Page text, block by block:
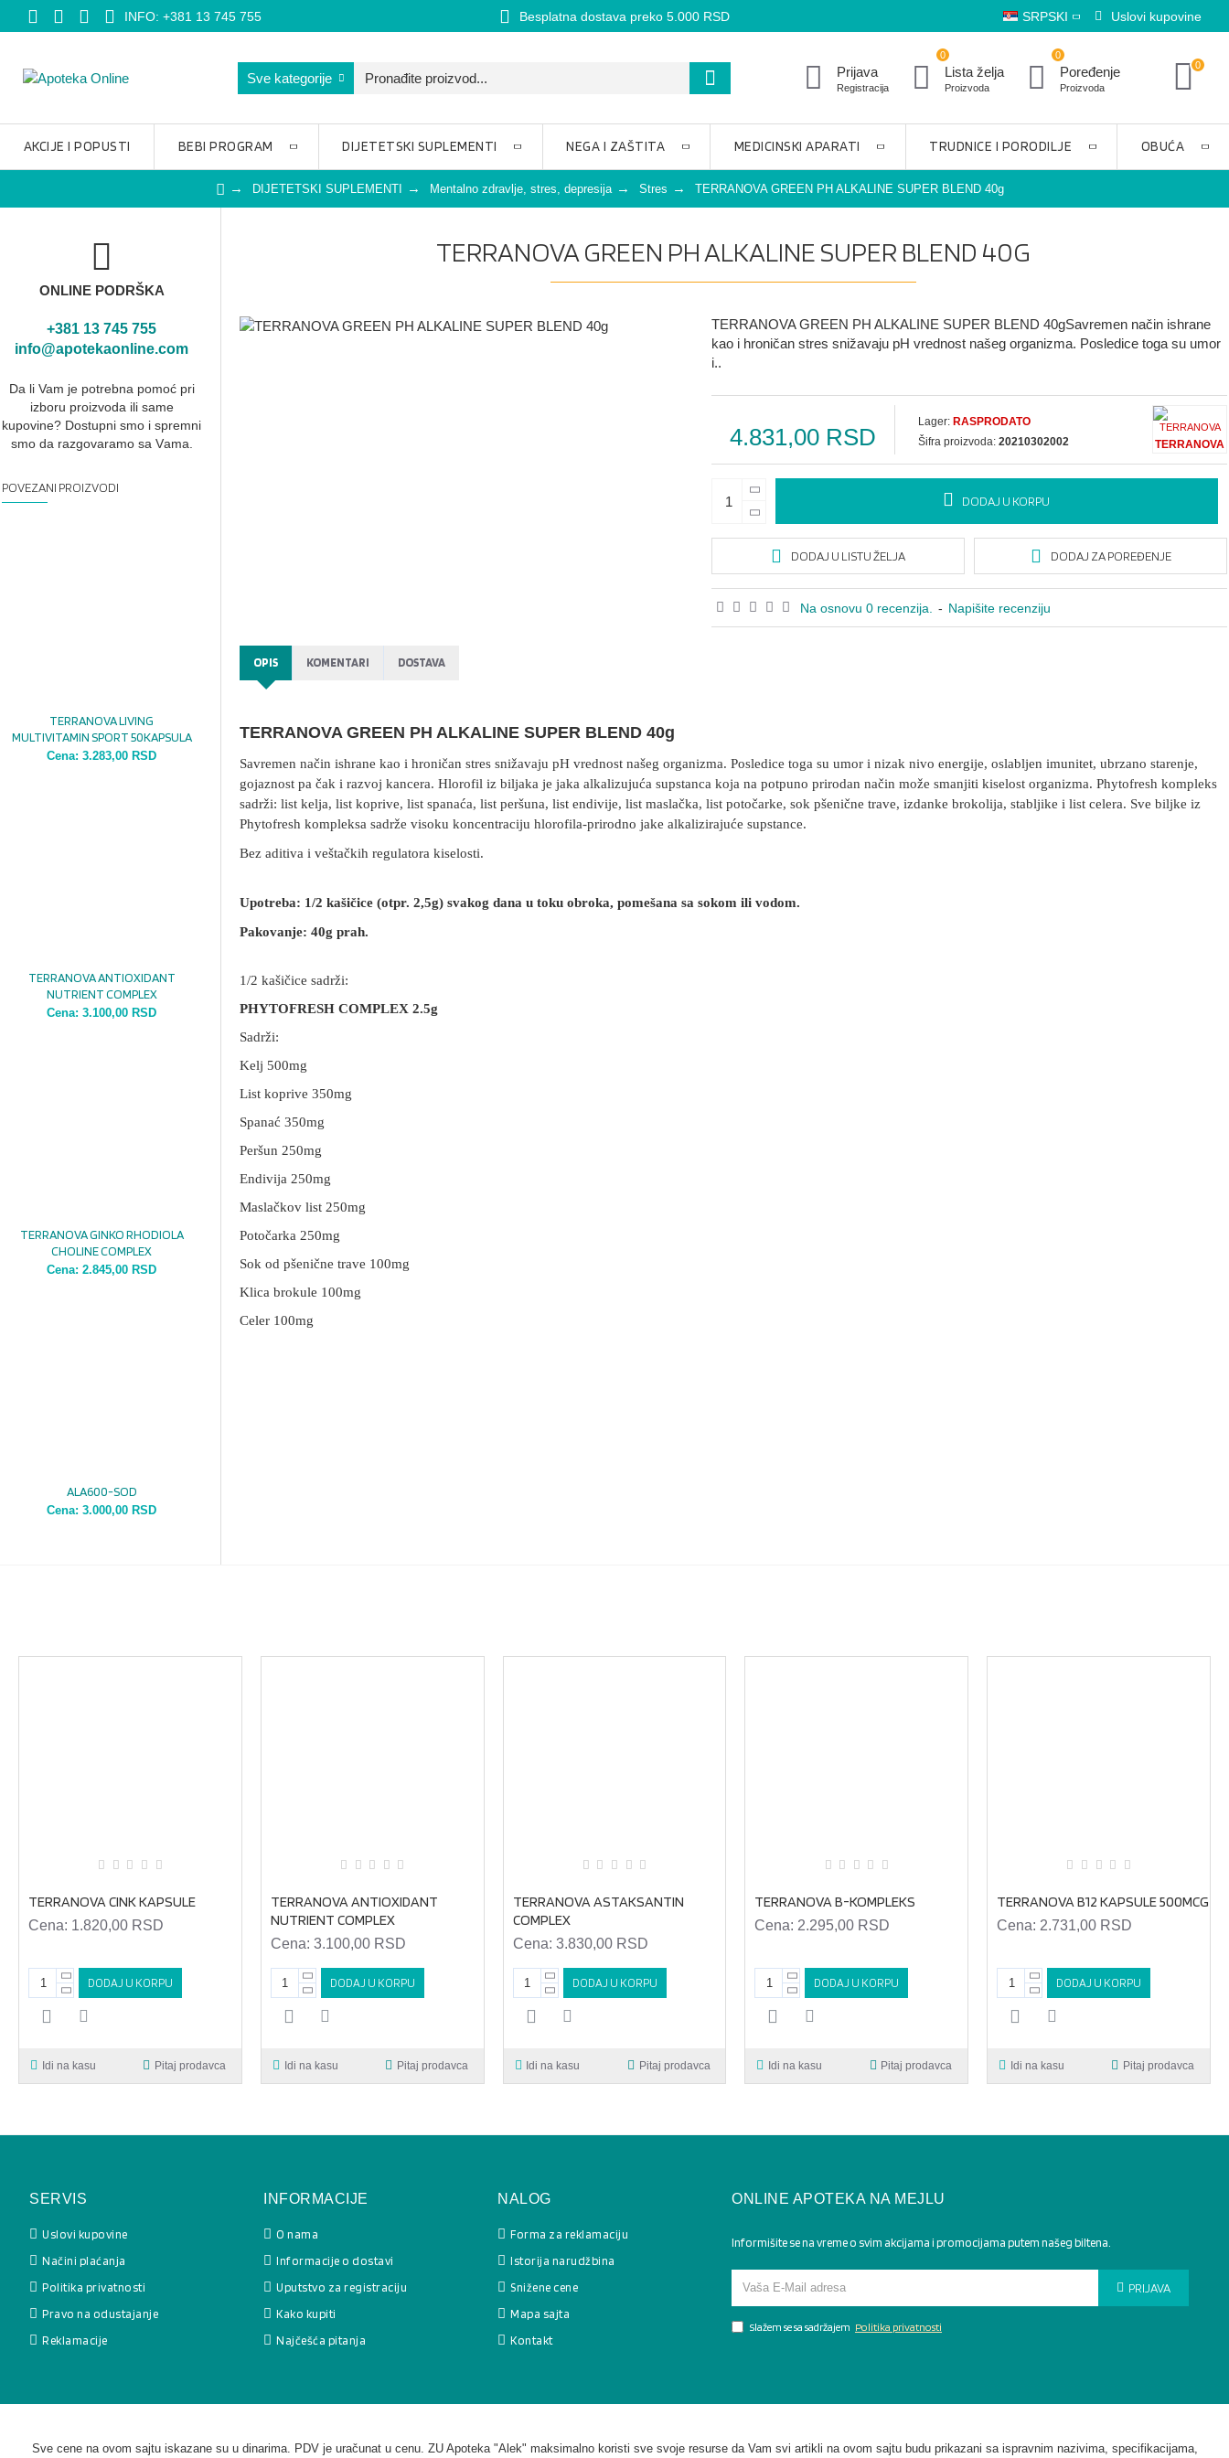
INFO: +381 13 745 755 Besplatna dostava preko 5.000 RSD SRPSKI Uslovi kupovine
Sve kategorije Prijava
Registracija
Lista želja
Proizvoda
0
Poređenje
Proizvoda
0
0
AKCIJE I POPUSTI BEBI PROGRAM DIJETETSKI SUPLEMENTI NEGA I ZAŠTITA MEDICINSKI APARATI TRUDNICE I PORODILJE OBUĆA
DIJETETSKI SUPLEMENTI Mentalno zdravlje, stres, depresija Stres TERRANOVA GREEN PH ALKALINE SUPER BLEND 40g
ONLINE PODRŠKA
+381 13 745 755
info@apotekaonline.com
Da li Vam je potrebna pomoć pri
izboru proizvoda ili same
kupovine? Dostupni smo i spremni
smo dа rаzgovаrаmo sа Vаmа.
POVEZANI PROIZVODI
TERRANOVA LIVING
MULTIVITAMIN SPORT 50KAPSULA
Cena:3.283,00 RSD
TERRANOVA ANTIOXIDANT
NUTRIENT COMPLEX
Cena:3.100,00 RSD
TERRANOVA GINKO RHODIOLA
CHOLINE COMPLEX
Cena:2.845,00 RSD
ALA600-SOD
Cena:3.000,00 RSD
TERRANOVA GREEN PH ALKALINE SUPER BLEND 40G
TERRANOVA GREEN PH ALKALINE SUPER BLEND 40gSavremen način ishrane
kao i hroničan stres snižavaju pH vrednost našeg organizma. Posledice toga su umor
i..
Na osnovu 0 recenzija. - Napišite recenziju
4.831,00 RSD
Lager: RASPRODATO
Šifra proizvoda: 20210302002 TERRANOVA
DODAJ U KORPU
DODAJ U LISTU ŽELJA DODAJ ZA POREĐENJE
OPIS KOMENTARI DOSTAVA
TERRANOVA GREEN PH ALKALINE SUPER BLEND 40g
Savremen način ishrane kao i hroničan stres snižavaju pH vrednost našeg organizma. Posledice toga su umor i nizak nivo energije, oslabljen imunitet, ubrzano starenje,
gojaznost pa čak i razvoj kancera. Hlorofil iz biljaka je jaka alkalizujuća supstanca koja na potpuno prirodan način može smanjiti kiselost organizma. Phytofresh kompleks
sadrži: list kelja, list koprive, list spanaća, list peršuna, list endivije, list maslačka, list potočarke, sok pšenične trave, izdanke brokolija, stabljike i list celera. Sve biljke iz
Phytofresh kompleksa sadrže visoku koncentraciju hlorofila-prirodno jake alkalizirajuće supstance.
Bez aditiva i veštačkih regulatora kiselosti.
Upotreba: 1/2 kašičice (otpr. 2,5g) svakog dana u toku obroka, pomešana sa sokom ili vodom.
Pakovanje: 40g prah.
1/2 kašičice sadrži:
PHYTOFRESH COMPLEX 2.5g
Sadrži:
Kelj 500mg
List koprive 350mg
Spanać 350mg
Peršun 250mg
Endivija 250mg
Maslačkov list 250mg
Potočarka 250mg
Sok od pšenične trave 100mg
Klica brokule 100mg
Celer 100mg
TERRANOVA CINK KAPSULE
Cena: 1.820,00 RSD
DODAJ U KORPU
Idi na kasu Pitaj prodavca
TERRANOVA ANTIOXIDANT
NUTRIENT COMPLEX
Cena: 3.100,00 RSD
DODAJ U KORPU
Idi na kasu Pitaj prodavca
TERRANOVA ASTAKSANTIN
COMPLEX
Cena: 3.830,00 RSD
DODAJ U KORPU
Idi na kasu Pitaj prodavca
TERRANOVA B-KOMPLEKS
Cena: 2.295,00 RSD
DODAJ U KORPU
Idi na kasu Pitaj prodavca
TERRANOVA B12 KAPSULE 500MCG
Cena: 2.731,00 RSD
DODAJ U KORPU
Idi na kasu Pitaj prodavca
SERVIS
Uslovi kupovine
Načini plaćanja
Politika privatnosti
Pravo na odustajanje
Reklamacije
INFORMACIJE
O nama
Informacije o dostavi
Uputstvo za registraciju
Kako kupiti
Najčešća pitanja
NALOG
Forma za reklamaciju
Istorija narudžbina
Snižene cene
Mapa sajta
Kontakt
ONLINE APOTEKA NA MEJLU
Informišite se na vreme o svim akcijama i promocijama putem našeg biltena.
PRIJAVA
Slažem se sa sadržajem Politika privatnosti
Sve cene na ovom sajtu iskazane su u dinarima. PDV je uračunat u cenu. ZU Apoteka "Alek" maksimalno koristi sve svoje resurse da Vam svi artikli na ovom sajtu budu prikazani sa ispravnim nazivima, specifikacijama,